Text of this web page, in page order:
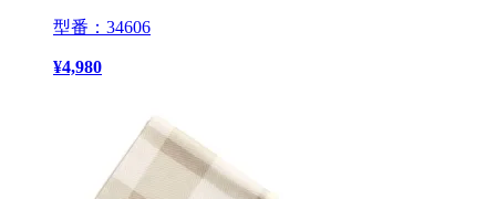
型番：34606
¥4,980